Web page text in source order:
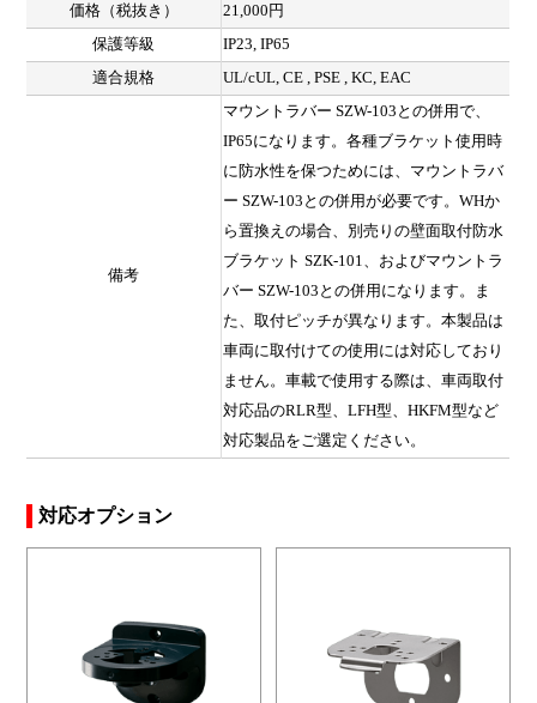
価格（税抜き）
21,000円
保護等級
IP23, IP65
適合規格
UL/cUL, CE , PSE , KC, EAC
備考
マウントラバー SZW-103との併用で、
IP65になります。各種ブラケット使用時
に防水性を保つためには、マウントラバ
ー SZW-103との併用が必要です。WHか
ら置換えの場合、別売りの壁面取付防水
ブラケット SZK-101、およびマウントラ
バー SZW-103との併用になります。ま
た、取付ピッチが異なります。本製品は
車両に取付けての使用には対応しており
ません。車載で使用する際は、車両取付
対応品のRLR型、LFH型、HKFM型など
対応製品をご選定ください。
対応オプション